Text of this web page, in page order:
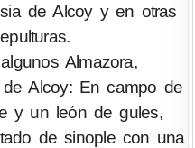
de Alcoy y en otras
Almazora,
Alcoy: En campo de
y un león de gules,
de sinople con una